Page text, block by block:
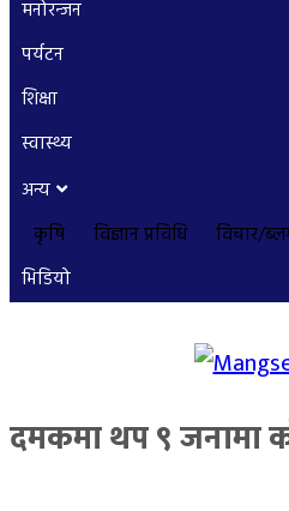
मनोरन्जन
पर्यटन
शिक्षा
स्वास्थ्य
अन्य
कृषि
विज्ञान प्रविधि विचार/
भिडियो
दमकमा थप ९ जनामा